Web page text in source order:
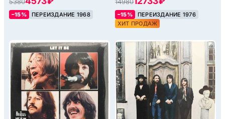
5380
–15% ПЕРЕИЗДАНИЕ 1968
14980
–15%
ПЕРЕИЗДАНИЕ 1976
ХИТ ПРОДАЖ